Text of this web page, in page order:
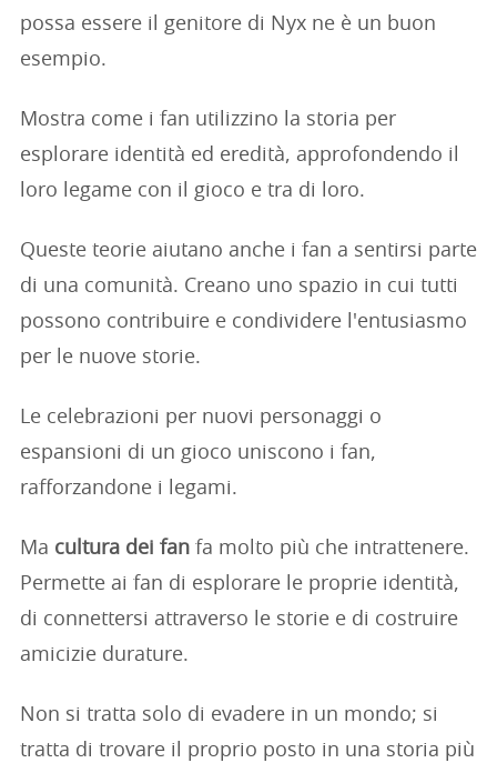
possa essere il genitore di Nyx ne è un buon
esempio.
Mostra come i fan utilizzino la storia per
esplorare identità ed eredità, approfondendo il
loro legame con il gioco e tra di loro.
Queste teorie aiutano anche i fan a sentirsi parte
di una comunità. Creano uno spazio in cui tutti
possono contribuire e condividere l'entusiasmo
per le nuove storie.
Le celebrazioni per nuovi personaggi o
espansioni di un gioco uniscono i fan,
rafforzandone i legami.
Ma cultura dei fan fa molto più che intrattenere.
Permette ai fan di esplorare le proprie identità,
di connettersi attraverso le storie e di costruire
amicizie durature.
Non si tratta solo di evadere in un mondo; si
tratta di trovare il proprio posto in una storia più